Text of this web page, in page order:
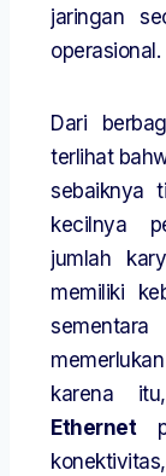
jaringan
operasional.
Dari
terlihat
sebaiknya
kecilnya
jumlah
memiliki
karena
Ethernet